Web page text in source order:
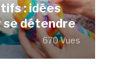
: idées
se détendre
670 Vues